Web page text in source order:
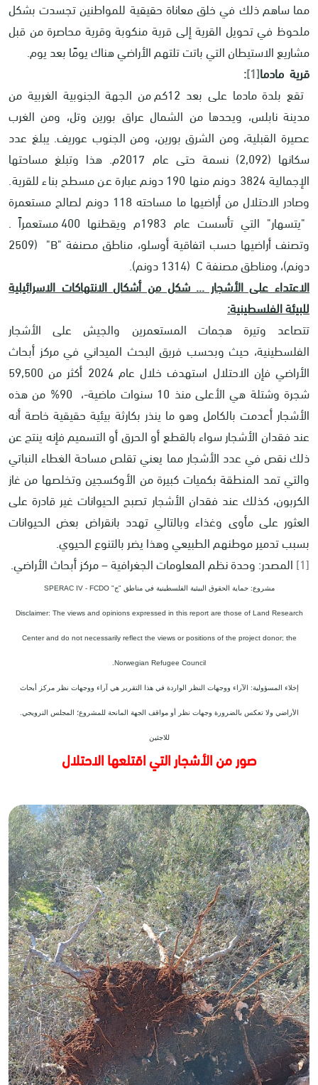
مما ساهم ذلك في خلق معاناة حقيقية للمواطنين تجسدت بشكل
ملحوظ في تحويل القرية إلى قرية منكوبة وقرية محاصرة من قبل
مشاريع الاستيطان التي باتت تلتهم الأراضي هناك يومًا بعد يوم.
قرية مادما[1]
:
تقع بلدة مادما على بعد 12كم من الجهة الجنوبية الغربية من
مدينة نابلس، ويحدها من الشمال عراق بورين وتل، ومن الغرب
عصيرة القبلية، ومن الشرق بورين، ومن الجنوب عوريف. يبلغ عدد
سكانها (2,092) نسمة حتى عام 2017م. هذا وتبلغ مساحتها
الإجمالية 3824 دونم منها 190 دونم عبارة عن مسطح بناء للقرية.
وصادر الاحتلال من أراضيها ما مساحته 118 دونم لصالح مستعمرة
"يتسهار" التي تأسست عام 1983م ويقطنها 400 مستعمراً .
وتصنف أراضيها حسب اتفاقية أوسلو، مناطق مصنفة "B
" (2509
دونم)، ومناطق مصنفةC (1314 دونم).
الاعتداء على الأشجار ... شكل من أشكال الانتهاكات الاسرائيلية
للبيئة الفلسطينية:
تتصاعد وتيرة هجمات المستعمرين والجيش على الأشجار
الفلسطينية، حيث وبحسب فريق البحث الميداني في مركز أبحاث
الأراضي فإن الاحتلال استهدف خلال عام 2024 أكثر من 59,500
شجرة وشتلة هي الأعلى منذ 10 سنوات ماضية-، 90% من هذه
الأشجار أعدمت بالكامل وهو ما ينذر بكارثة بيئية حقيقية خاصة أنه
عند فقدان الأشجار سواء بالقطع أو الحرق أو التسميم فإنه ينتج عن
ذلك نقص في عدد الأشجار مما يعني تقلص مساحة الغطاء النباتي
والتي تمد المنطقة بكميات كبيرة من الأوكسجين وتخلصها من غاز
الكربون، كذلك عند فقدان الأشجار تصبح الحيوانات غير قادرة على
العثور على مأوى وغذاء وبالتالي تهدد بانقراض بعض الحيوانات
بسبب تدمير موطنهم الطبيعي وهذا يضر بالتنوع الحيوي.
[1]المصدر: وحدة نظم المعلومات الجغرافية – مركز أبحاث الأراضي.
مشروع: حماية الحقوق البيئية الفلسطينية في مناطق "ج" SPERAC IV - FCDO
Disclaimer: The views and opinions expressed in this report are those of Land Research
Center and do not necessarily reflect the views or positions of the project donor; the
Norwegian Refugee Council.
إخلاء المسؤولية: الآراء ووجهات النظر الواردة في هذا التقرير هي آراء ووجهات نظر مركز أبحاث
الأراضي ولا تعكس بالضرورة وجهات نظر أو مواقف الجهة المانحة للمشروع؛ المجلس النرويجي.
للاجئين
صور من الأشجار التي اقتلعها الاحتلال